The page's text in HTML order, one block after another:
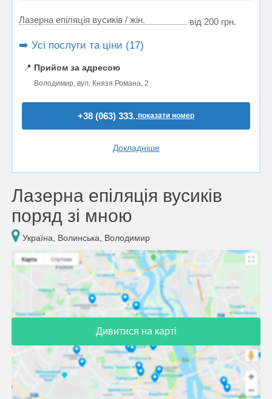
Лазерна епіляція вусиків / жін. від 200 грн.
➡️ Усі послуги та ціни (17)
📍 Прийом за адресою
Володимир, вул. Князя Романа, 2
+38 (063) 333..показати номер
Докладніше
Лазерна епіляція вусиків
поряд зі мною
Україна, Волинська, Володимир
Дивитися на карті